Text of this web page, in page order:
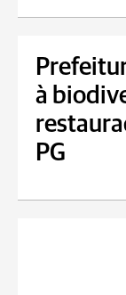
à
PG